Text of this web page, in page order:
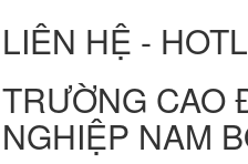
LIÊN HỆ -
TRƯỜNG CAO
NGHIỆP NAM